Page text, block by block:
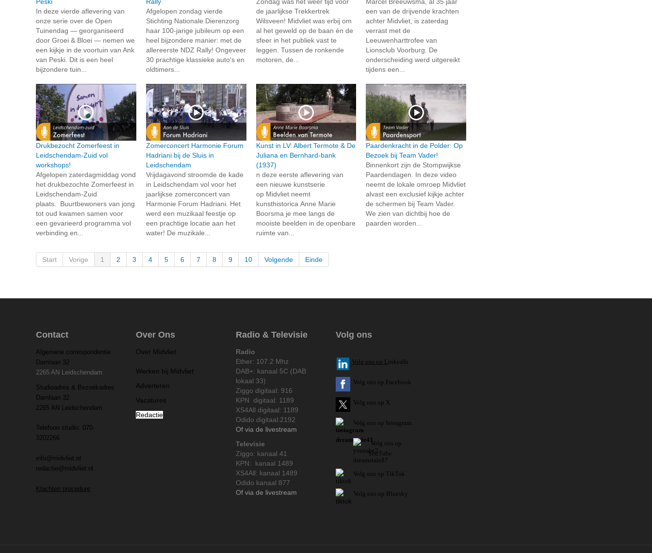
Peski
In deze vierde aflevering van
onze serie over de Open
Tuinendag — georganiseerd
door Groei & Bloei — nemen we
een kijkje in de voortuin van Ank
van Peski. Dit is een heel
bijzondere tuin...
Rally
Afgelopen zondag vierde
Stichting Nationale Dierenzorg
haar 100-jarige jubileum op een
heel bijzondere manier: met de
allereerste NDZ Rally! Ongeveer
30 prachtige klassieke auto's en
oldtimers...
Zondag was het weer tijd voor
de jaarlijkse Trekkertrek
Wilsveen! Midvliet was erbij om
al het geweld op de baan én de
sfeer in het publiek vast te
leggen. Tussen de ronkende
motoren, de...
Marcel Breeuwsma, al 35 jaar
een van de drijvende krachten
achter Midvliet, is zaterdag
verrast met de
Leeuwenharttrofee van
Lionsclub Voorburg. De
onderscheiding werd uitgereikt
tijdens een...
Drukbezocht Zomerfeest in
Leidschendam-Zuid vol
workshops!
Afgelopen zaterdagmiddag vond
het drukbezochte Zomerfeest in
Leidschendam-Zuid
plaats. Buurtbewoners van jong
tot oud kwamen samen voor
een gevarieerd programma vol
verbinding en...
Zomerconcert Harmonie Forum
Hadriani bij de Sluis in
Leidschendam
Vrijdagavond stroomde de kade
in Leidschendam vol voor het
jaarlijkse zomerconcert van
Harmonie Forum Hadriani. Het
werd een muzikaal feestje op
een prachtige locatie aan het
water! De muzikale...
Kunst in LV: Albert Termote & De
Juliana en Bernhard-bank
(1937)
n deze eerste aflevering van
een nieuwe kunstserie
op Midvliet neemt
kunsthistorica Anne Marie
Boorsma je mee langs de
mooiste beelden in de openbare
ruimte van...
Paardenkracht in de Polder: Op
Bezoek bij Team Vader!
Binnenkort zijn de Stompwijkse
Paardendagen. In deze video
neemt de lokale omroep Midvliet
alvast een exclusief kijkje achter
de schermen bij Team Vader.
We zien van dichtbij hoe de
paarden worden...
Start Vorige 1 2 3 4 5 6 7 8 9 10 Volgende Einde
Contact
Algemene correspondentie
Damlaan 32
2265 AN Leidschendam
Studioadres & Bezoekadres
Damlaan 32
2265 AN Leidschendam
Telefoon studio: 070-
3202266
info@midvliet.nl
redactie@midvliet.nl
Klachten procedure
Over Ons
Over Midvliet
Werken bij Midvliet
Adverteren
Vacatures
Redactie
Radio & Televisie
Radio
Ether: 107.2 Mhz
DAB+: kanaal 5C (DAB
lokaal 33)
Ziggo digitaal: 916
KPN digitaal: 1189
XS4All digitaal: 1189
Odido digitaal:2192
Of via de livestream
Televisie
Ziggo: kanaal 41
KPN: kanaal 1489
XS4All: kanaal 1489
Odido kanaal 877
Of via de livestream
Volg ons
Volg ons op L inkedIn
Volg ons op Facebook
Volg ons op X
Volg ons op Instagram
Volg ons op
YouTube
Volg ons op TikTok
Volg ons op Bluesky